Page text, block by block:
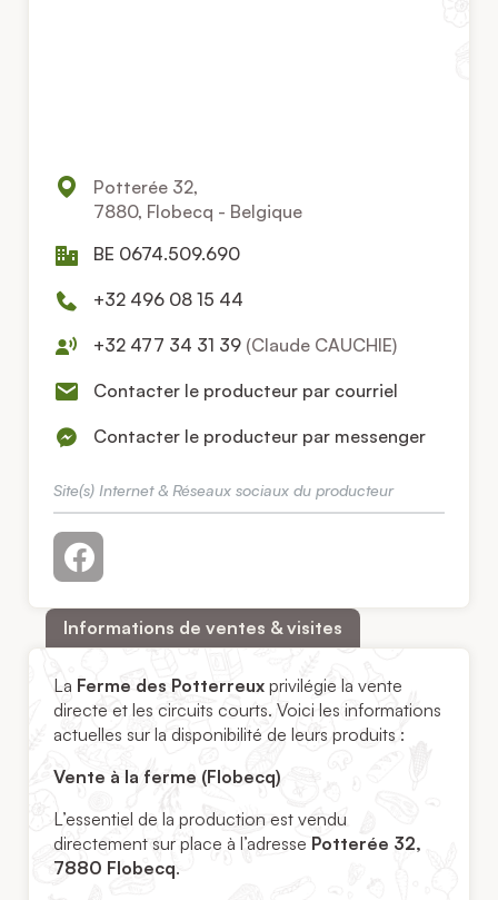
Potterée 32,
7880, Flobecq - Belgique
BE 0674.509.690
+32 496 08 15 44
+32 477 34 31 39 (Claude CAUCHIE)
Contacter le producteur par courriel
Contacter le producteur par messenger
Site(s) Internet & Réseaux sociaux du producteur
Informations de ventes & visites
La Ferme des Potterreux privilégie la vente
directe et les circuits courts. Voici les informations
actuelles sur la disponibilité de leurs produits :
Vente à la ferme (Flobecq)
L’essentiel de la production est vendu
directement sur place à l’adresse Potterée 32,
7880 Flobecq.